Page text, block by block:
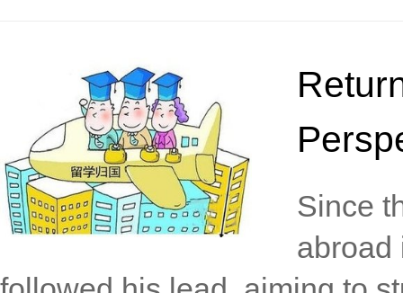
Since
abroad